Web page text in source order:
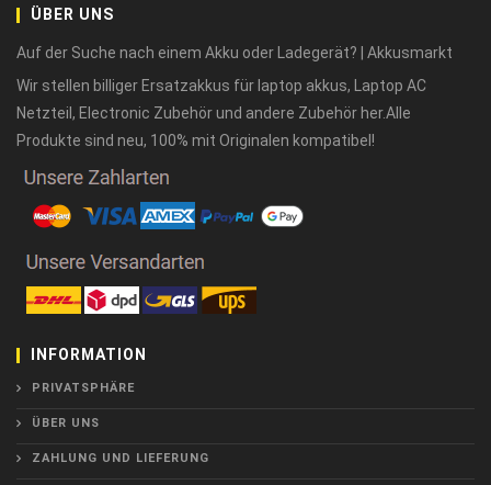
ÜBER UNS
Auf der Suche nach einem Akku oder Ladegerät? | Akkusmarkt
Wir stellen billiger Ersatzakkus für laptop akkus, Laptop AC
Netzteil, Electronic Zubehör und andere Zubehör her.Alle
Produkte sind neu, 100% mit Originalen kompatibel!
INFORMATION
PRIVATSPHÄRE
ÜBER UNS
ZAHLUNG UND LIEFERUNG